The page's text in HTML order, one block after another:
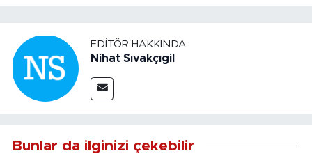
EDITÖR HAKKINDA
Nihat Sıvakçıgil
Bunlar da ilginizi çekebilir